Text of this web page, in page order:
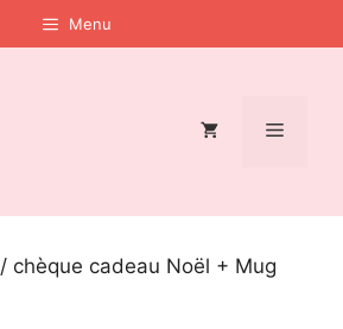
Menu
Menu
/ chèque cadeau Noël + Mug